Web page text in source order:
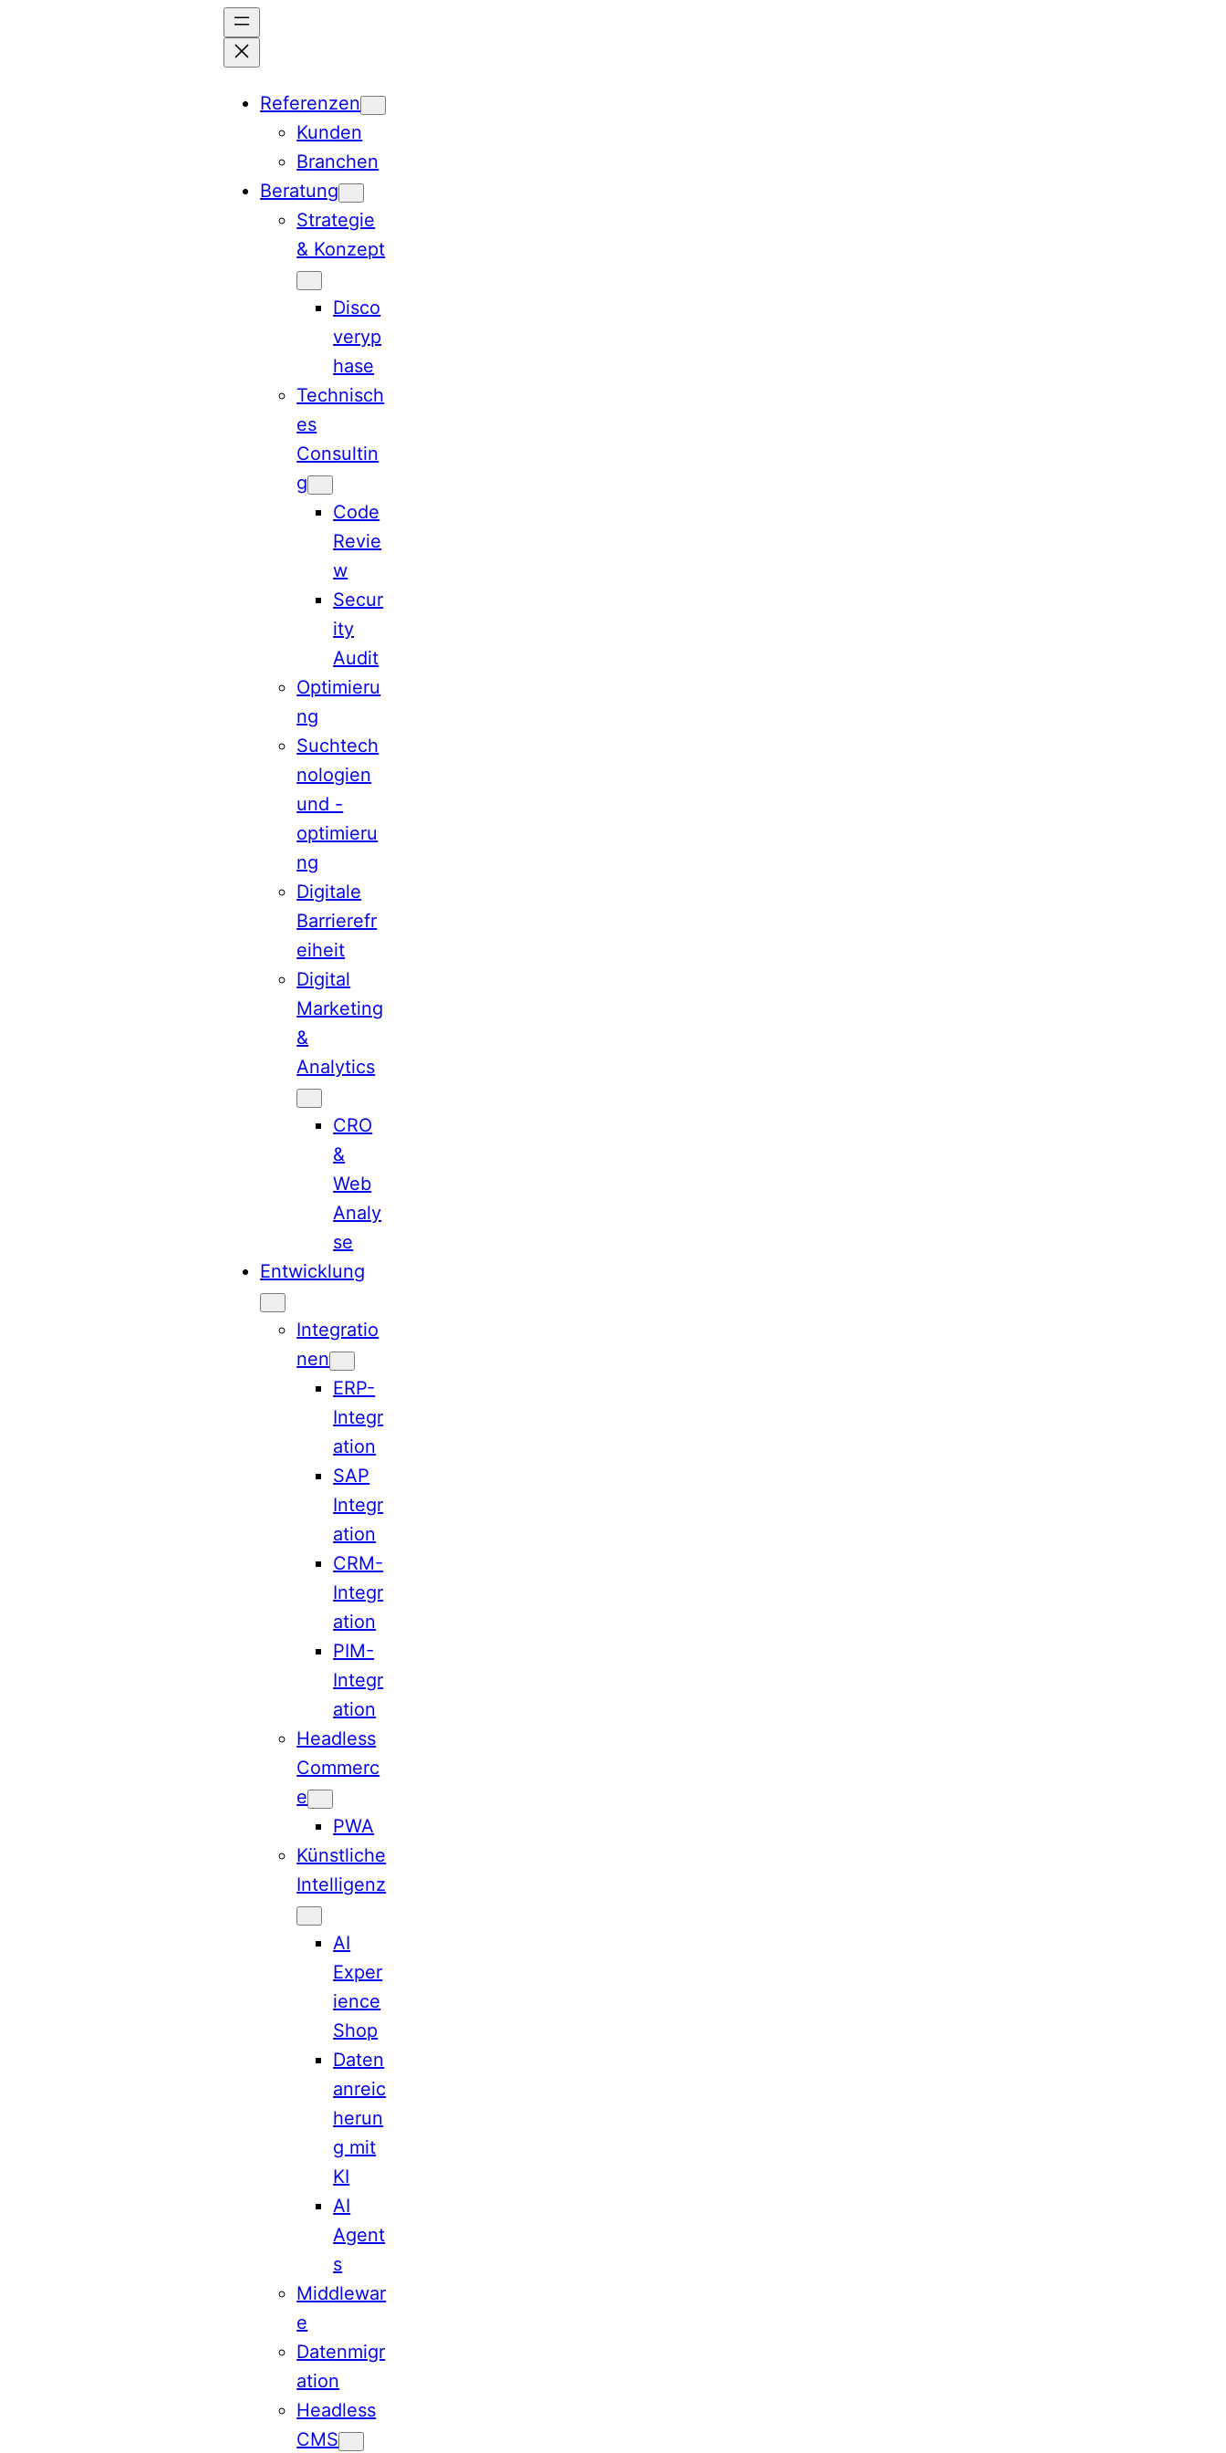
Referenzen
Kunden
Branchen
Beratung
Strategie
& Konzept
Disco
veryp
hase
Technisch
es
Consultin
g
Code
Revie
w
Secur
ity
Audit
Optimieru
ng
Suchtech
nologien
und -
optimieru
ng
Digitale
Barrierefr
eiheit
Digital
Marketing
&
Analytics
CRO
&
Web
Analy
se
Entwicklung
Integratio
nen
ERP-
Integr
ation
SAP
Integr
ation
CRM-
Integr
ation
PIM-
Integr
ation
Headless
Commerc
e
PWA
Künstliche
Intelligenz
AI
Exper
ience
Shop
Daten
anreic
herun
g mit
KI
AI
Agent
s
Middlewar
e
Datenmigr
ation
Headless
CMS